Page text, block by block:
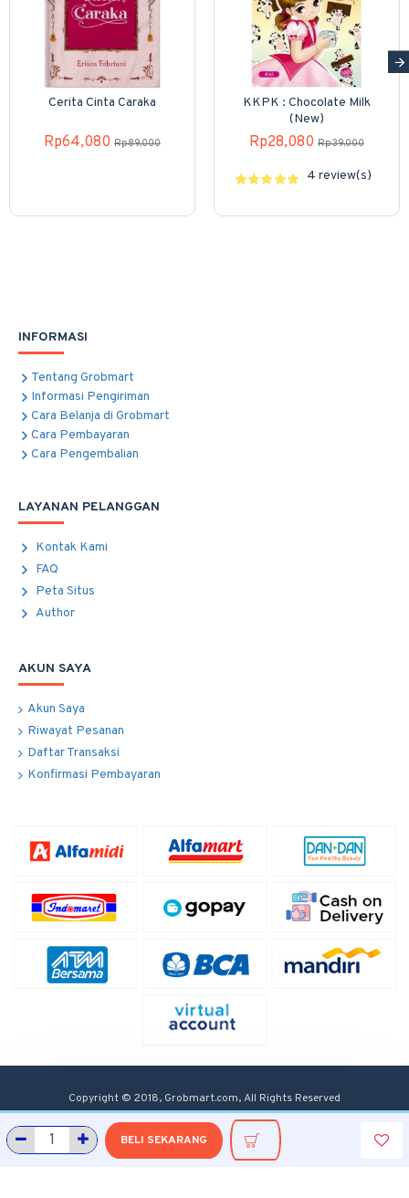
BELI SEKARANG
Cerita Cinta Caraka
Rp64,080 Rp89,000
KKPK : Chocolate Milk
(New)
Rp28,080 Rp39,000
4 review(s)
INFORMASI
Tentang Grobmart
Informasi Pengiriman
Cara Belanja di Grobmart
Cara Pembayaran
Cara Pengembalian
LAYANAN PELANGGAN
Kontak Kami
FAQ
Peta Situs
Author
AKUN SAYA
Akun Saya
Riwayat Pesanan
Daftar Transaksi
Konfirmasi Pembayaran
Copyright © 2018, Grobmart.com, All Rights Reserved